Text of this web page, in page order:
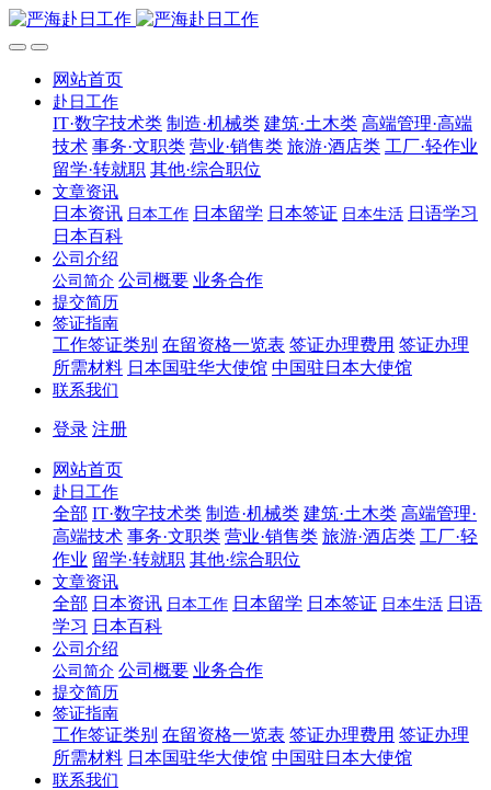
网站首页
赴日工作
IT·数字技术类 制造·机械类 建筑·土木类 高端管理·高端
技术 事务·文职类 营业·销售类 旅游·酒店类 工厂·轻作业
留学·转就职 其他·综合职位
文章资讯
日本资讯 日本工作 日本留学 日本签证 日本生活 日语学习
日本百科
公司介绍
公司简介 公司概要 业务合作
提交简历
签证指南
工作签证类别 在留资格一览表 签证办理费用 签证办理
所需材料 日本国驻华大使馆 中国驻日本大使馆
联系我们
登录 注册
网站首页
赴日工作
全部 IT·数字技术类 制造·机械类 建筑·土木类 高端管理·
高端技术 事务·文职类 营业·销售类 旅游·酒店类 工厂·轻
作业 留学·转就职 其他·综合职位
文章资讯
全部 日本资讯 日本工作 日本留学 日本签证 日本生活 日语
学习 日本百科
公司介绍
公司简介 公司概要 业务合作
提交简历
签证指南
工作签证类别 在留资格一览表 签证办理费用 签证办理
所需材料 日本国驻华大使馆 中国驻日本大使馆
联系我们